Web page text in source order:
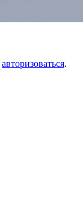
авторизоваться.